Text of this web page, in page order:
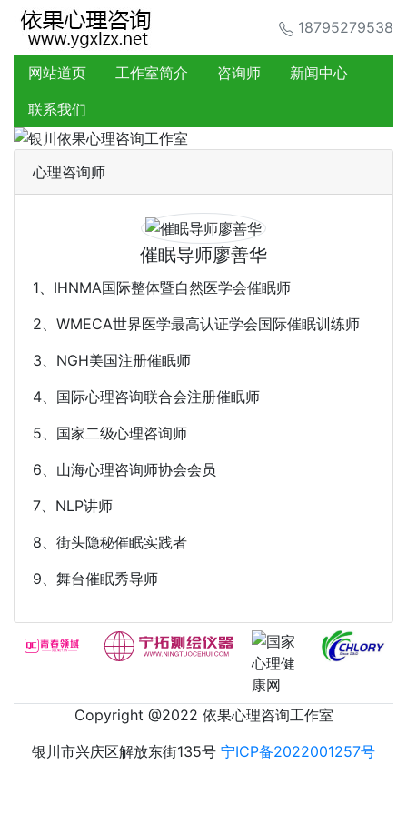
18795279538
网站道页 工作室简介 咨询师
新闻中心
联系我们
Previous
Next
心理咨询师
催眠导师廖善华
1、IHNMA国际整体暨自然医学会催眠师
2、WMECA世界医学最高认证学会国际催眠训练师
3、NGH美国注册催眠师
4、国际心理咨询联合会注册催眠师
5、国家二级心理咨询师
6、山海心理咨询师协会会员
7、NLP讲师
8、街头隐秘催眠实践者
9、舞台催眠秀导师
Copyright @2022 依果心理咨询工作室
银川市兴庆区解放东街135号 宁ICP备2022001257号